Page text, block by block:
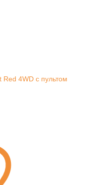
Red 4WD с пультом